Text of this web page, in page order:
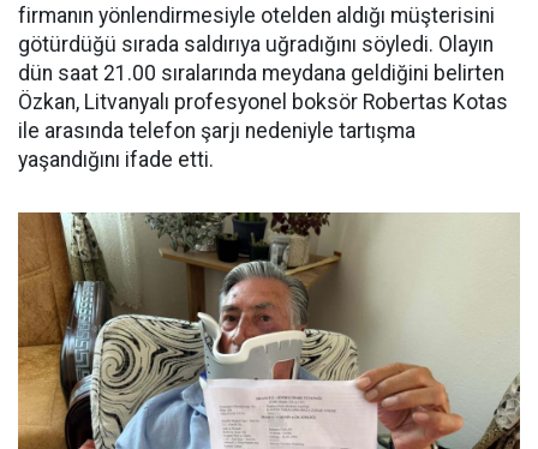
firmanın yönlendirmesiyle otelden aldığı müşterisini
götürdüğü sırada saldırıya uğradığını söyledi. Olayın
dün saat 21.00 sıralarında meydana geldiğini belirten
Özkan, Litvanyalı profesyonel boksör Robertas Kotas
ile arasında telefon şarjı nedeniyle tartışma
yaşandığını ifade etti.